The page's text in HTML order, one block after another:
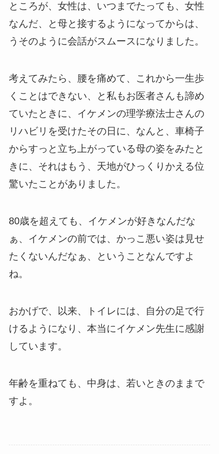
ところが、女性は、いつまでたっても、女性
なんだ、と母と接するようになってからは、
うそのように会話がスムースになりました。
考えてみたら、腰を痛めて、これから一生歩
くことはできない、と私もお医者さんも諦め
ていたときに、イケメンの理学療法士さんの
リハビリを受けたその日に、なんと、車椅子
からすっと立ち上がっている母の姿をみたと
きに、それはもう、天地がひっくりかえる位
驚いたことがありました。
80歳を超えても、イケメンが好きなんだな
ぁ、イケメンの前では、かっこ悪い姿は見せ
たくないんだなぁ、ということなんですよ
ね。
おかげで、以来、トイレには、自分の足で行
けるようになり、本当にイケメン先生に感謝
しています。
年齢を重ねても、中身は、若いときのままで
すよ。